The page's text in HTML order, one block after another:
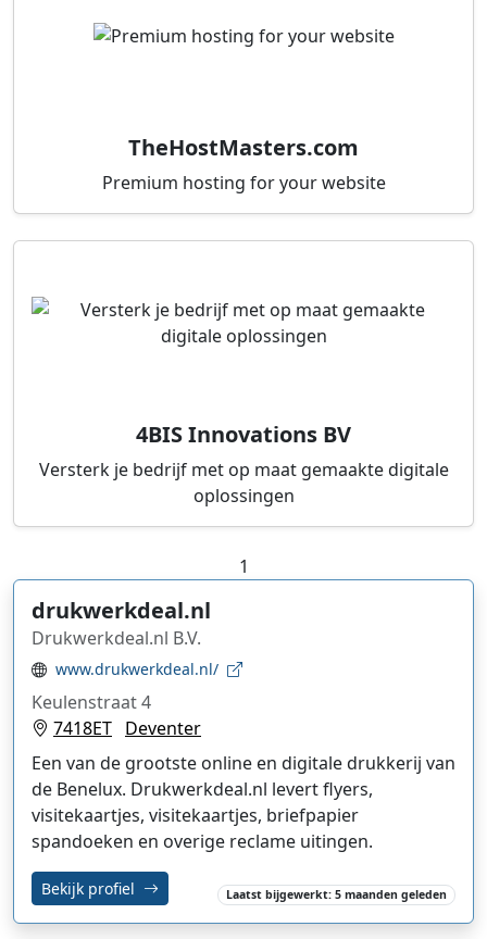
TheHostMasters.com
Premium hosting for your website
4BIS Innovations BV
Versterk je bedrijf met op maat gemaakte digitale
oplossingen
1
drukwerkdeal.nl
Drukwerkdeal.nl B.V.
www.drukwerkdeal.nl/
Keulenstraat 4
7418ET Deventer
Een van de grootste online en digitale drukkerij van
de Benelux. Drukwerkdeal.nl levert flyers,
visitekaartjes, visitekaartjes, briefpapier
spandoeken en overige reclame uitingen.
Bekijk profiel Laatst bijgewerkt: 5 maanden geleden